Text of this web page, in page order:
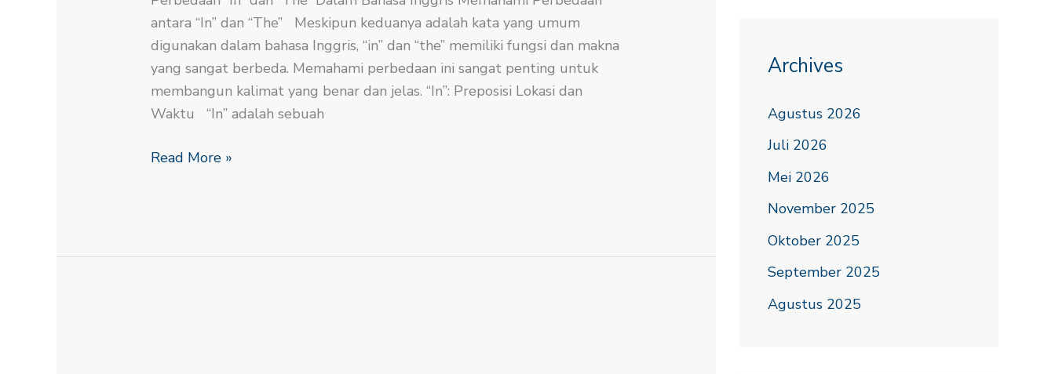
antara “In” dan “The” Meskipun keduanya adalah kata yang umum
digunakan dalam bahasa Inggris, “in” dan “the” memiliki fungsi dan makna
yang sangat berbeda. Memahami perbedaan ini sangat penting untuk
membangun kalimat yang benar dan jelas. “In”: Preposisi Lokasi dan
Waktu “In” adalah sebuah
Inggris
Read More »
Archives
Agustus 2026
Juli 2026
Mei 2026
November 2025
Oktober 2025
September 2025
Agustus 2025